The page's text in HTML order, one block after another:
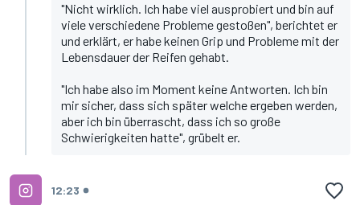
"Nicht wirklich. Ich habe viel ausprobiert und bin auf
viele verschiedene Probleme gestoßen", berichtet er
und erklärt, er habe keinen Grip und Probleme mit der
Lebensdauer der Reifen gehabt.
"Ich habe also im Moment keine Antworten. Ich bin
mir sicher, dass sich später welche ergeben werden,
aber ich bin überrascht, dass ich so große
Schwierigkeiten hatte", grübelt er.
12:23